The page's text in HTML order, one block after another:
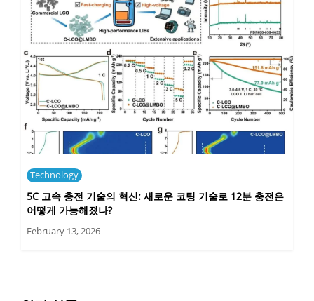
Technology
5C 고속 충전 기술의 혁신: 새로운 코팅 기술로 12분 충전은
어떻게 가능해졌나?
February 13, 2026